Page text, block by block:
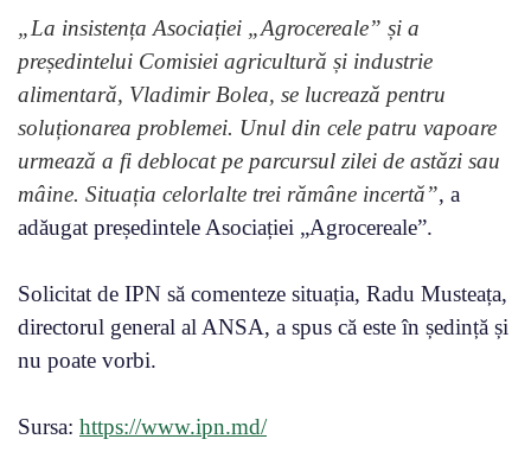
„La insistența Asociației „Agrocereale” și a
președintelui Comisiei agricultură și industrie
alimentară, Vladimir Bolea, se lucrează pentru
soluționarea problemei. Unul din cele patru vapoare
urmează a fi deblocat pe parcursul zilei de astăzi sau
mâine. Situația celorlalte trei rămâne incertă”, a
adăugat președintele Asociației „Agrocereale”.
Solicitat de IPN să comenteze situația, Radu Musteața,
directorul general al ANSA, a spus că este în ședință și
nu poate vorbi.
Sursa: https://www.ipn.md/